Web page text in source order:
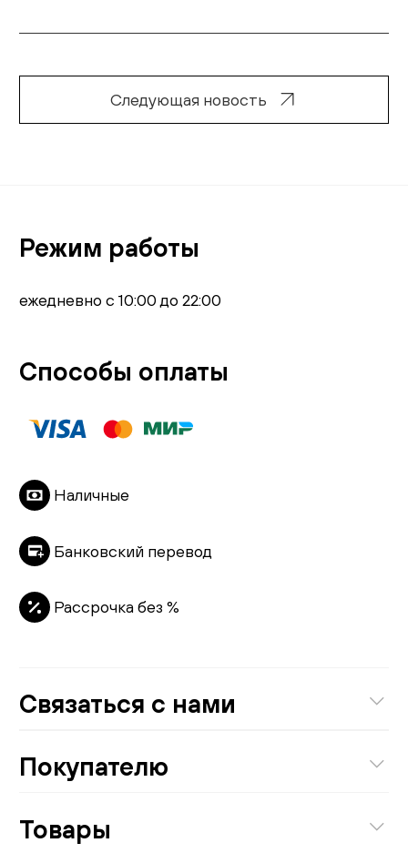
Следующая новость
Связаться с нами
8 (800) 301-01-38
Бесплатно по России
Режим работы
ежедневно с 10:00 до 22:00
Способы оплаты
Наличные
Банковский перевод
Рассрочка без %
Покупателю
О компании
Товары